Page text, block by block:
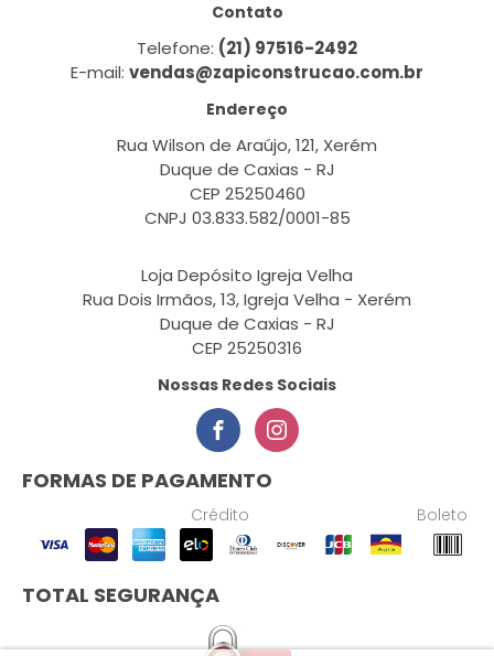
Contato
Telefone: (21) 97516-2492
E-mail: vendas@zapiconstrucao.com.br
Endereço
Rua Wilson de Araújo, 121, Xerém
Duque de Caxias - RJ
CEP 25250460
CNPJ 03.833.582/0001-85
Loja Depósito Igreja Velha
Rua Dois Irmãos, 13, Igreja Velha - Xerém
Duque de Caxias - RJ
CEP 25250316
Nossas Redes Sociais
FORMAS DE PAGAMENTO
Crédito Boleto
TOTAL SEGURANÇA